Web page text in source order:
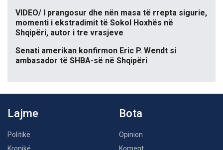
VIDEO/ I prangosur dhe nën masa të rrepta sigurie,
momenti i ekstradimit të Sokol Hoxhës në
Shqipëri, autor i tre vrasjeve
Senati amerikan konfirmon Eric P. Wendt si
ambasador të SHBA-së në Shqipëri
Lajme
Politikë
Bota
Opinion